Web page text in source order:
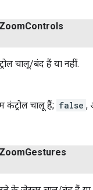
ZoomControls
चालू/बंद हैं या नहीं.
कंट्रोल चालू हैं; false ,
ZoomGestures